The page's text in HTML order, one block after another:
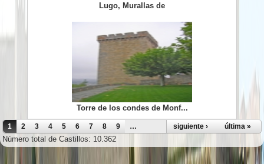
Lugo, Murallas de
Torre de los condes de Monf...
Páginas
1 2 3 4 5 6 7 8 9 … siguiente › última »
Número total de Castillos: 10.362